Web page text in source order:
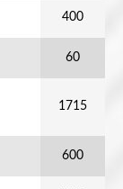
400
60
1715
600